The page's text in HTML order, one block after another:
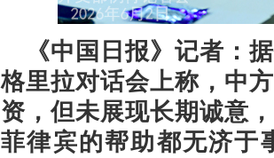
《中国日报》记者：
格里拉对话会上称，中
资，但未展现长期诚意
菲律宾的帮助都无济于